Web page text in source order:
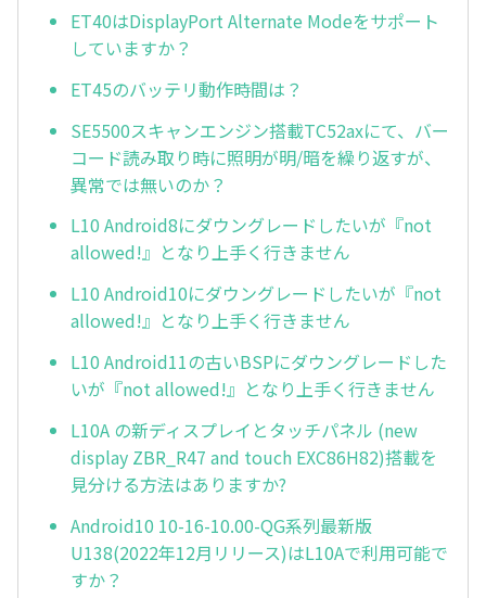
ET40はDisplayPort Alternate Modeをサポート
していますか？
ET45のバッテリ動作時間は？
SE5500スキャンエンジン搭載TC52axにて、バー
コード読み取り時に照明が明/暗を繰り返すが、
異常では無いのか？
L10 Android8にダウングレードしたいが『not
allowed!』となり上手く行きません
L10 Android10にダウングレードしたいが『not
allowed!』となり上手く行きません
L10 Android11の古いBSPにダウングレードした
いが『not allowed!』となり上手く行きません
L10A の新ディスプレイとタッチパネル (new
display ZBR_R47 and touch EXC86H82)搭載を
見分ける方法はありますか?
Android10 10-16-10.00-QG系列最新版
U138(2022年12月リリース)はL10Aで利用可能で
すか？